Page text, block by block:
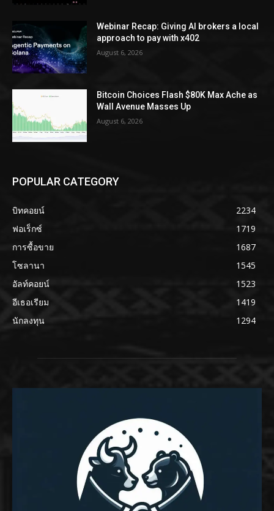
Webinar Recap: Giving AI brokers a local
approach to pay with x402
August 6, 2026
Bitcoin Choices Flash $80K Max Ache as
Wall Avenue Masses Up
August 6, 2026
POPULAR CATEGORY
บิทคอยน์
2234
ฟอเร็กซ์
1719
การซื้อขาย
1687
โซลานา
1545
อัลท์คอยน์
1523
อีเธอเรียม
1419
นักลงทุน
1294